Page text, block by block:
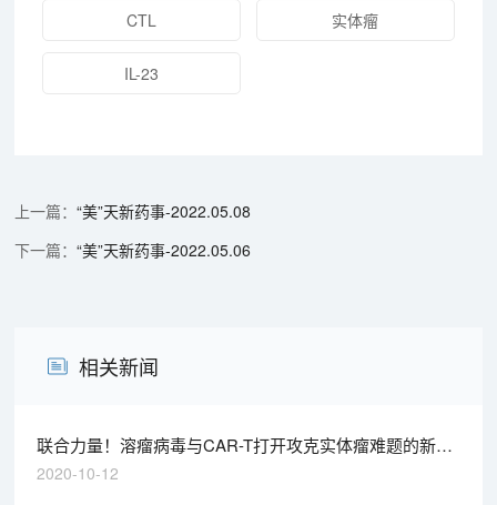
CTL 实体瘤
IL-23
“美”天新药事-2022.05.08
“美”天新药事-2022.05.06
相关新闻
联合力量！溶瘤病毒与CAR-T打开攻克实体瘤难题的新思
路
2020-10-12